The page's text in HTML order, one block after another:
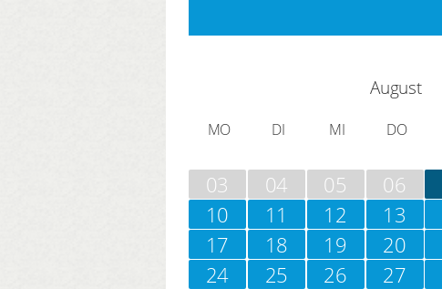
August
MO DI MI DO
03
04 05 06
10
11 12 13
17
18 19 20
24
25 26 27